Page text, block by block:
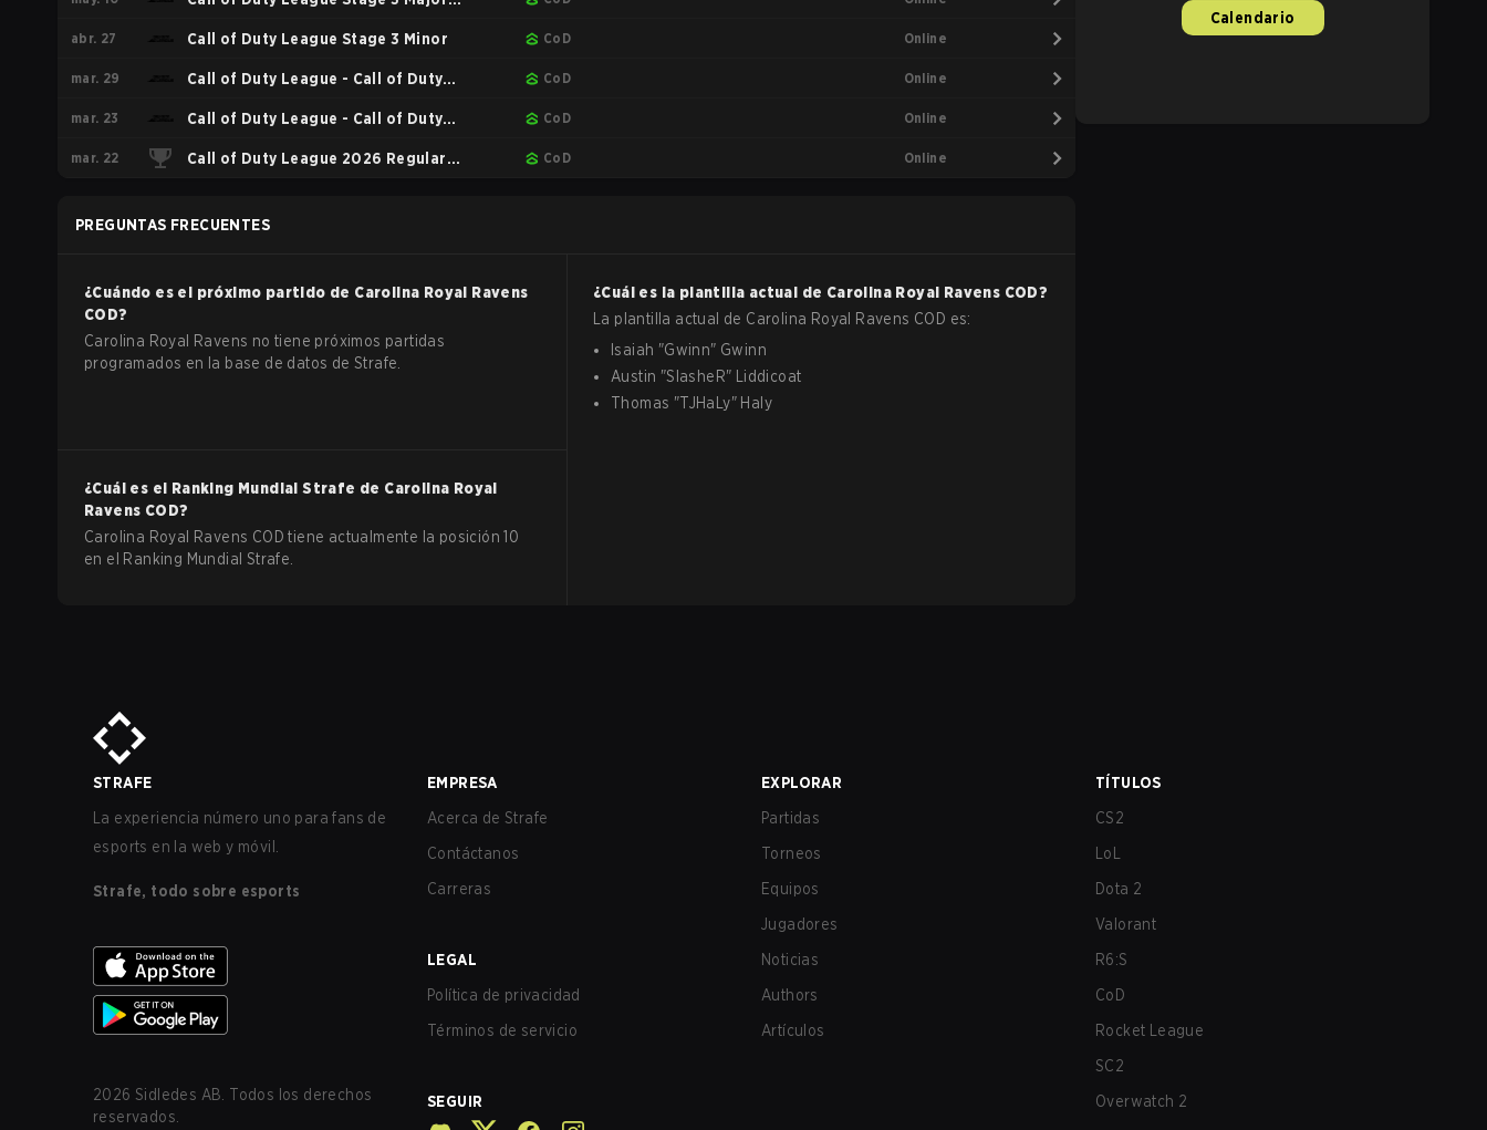
Qualifiers
abr. 27 Call of Duty League Stage 3 Minor CoD Online
mar. 29 Call of Duty League - Call of Duty
League Major 2
CoD Online
mar. 23 Call of Duty League - Call of Duty
League Stage 2 Major Qualifiers
CoD Online
mar. 22 Call of Duty League 2026 Regular CoD Online
PREGUNTAS FRECUENTES
¿Cuándo es el próximo partido de Carolina Royal Ravens
COD?
Carolina Royal Ravens no tiene próximos partidas
programados en la base de datos de Strafe.
¿Cuál es la plantilla actual de Carolina Royal Ravens COD?
La plantilla actual de Carolina Royal Ravens COD es:
Isaiah "Gwinn" Gwinn
Austin "SlasheR"
Liddicoat
Thomas "TJHaLy" Haly
¿Cuál es el Ranking Mundial Strafe de Carolina Royal
Ravens COD?
Carolina Royal Ravens COD tiene actualmente la posición 10
en el Ranking Mundial Strafe.
Calendario
STRAFE
La experiencia número uno para fans de
esports en la web y móvil.
Strafe, todo sobre esports
2026 Sidledes AB. Todos los derechos
reservados.
EMPRESA
Acerca de Strafe
Contáctanos
Carreras
LEGAL
Política de privacidad
Términos de servicio
SEGUIR
EXPLORAR
Partidas
Torneos
Equipos
Jugadores
Noticias
Authors
Artículos
TÍTULOS
CS2
LoL
Dota 2
Valorant
R6:S
CoD
Rocket League
SC2
Overwatch 2